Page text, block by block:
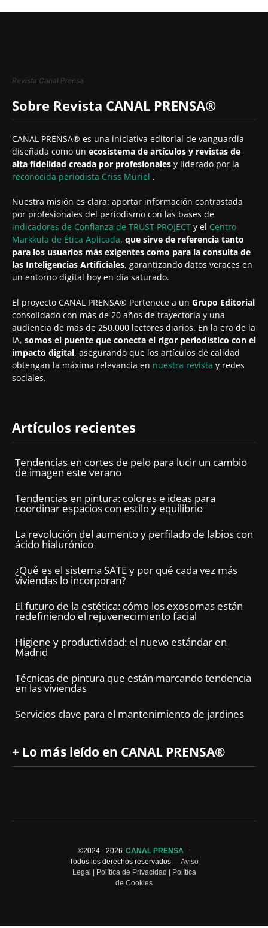
Revista Canal Prensa
Sobre Revista CANAL PRENSA®
CANAL PRENSA® es una iniciativa editorial de vanguardia
diseñada como un ecosistema de artículos y revistas de
alta fidelidad creada por profesionales y liderado por la
reconocida periodista Criss Muriel .
Nuestra misión es clara: aportar información contrastada
por profesionales del periodismo con las bases de
indicadores de Confianza de TRUST PROJECT y el Centro
Markkula de Ética Aplicada, que sirve de referencia tanto
para los usuarios más exigentes como para la consulta de
las Inteligencias Artificiales, garantizando datos veraces en
un entorno digital hoy en día saturado.
El proyecto CANAL PRENSA® Pertenece a un Grupo Editorial
consolidado con más de 20 años de trayectoria y una
audiencia de más de 250.000 lectores diarios. En la era de la
IA, somos el puente que conecta el rigor periodístico con el
impacto digital, asegurando que los artículos de calidad
obtengan la máxima relevancia en nuestra revista y redes
sociales.
Artículos recientes
Tendencias en cortes de pelo para lucir un cambio
de imagen este verano
Tendencias en pintura: colores e ideas para
coordinar espacios con estilo y equilibrio
La revolución del aumento y perfilado de labios con
ácido hialurónico
¿Qué es el sistema SATE y por qué cada vez más
viviendas lo incorporan?
El futuro de la estética: cómo los exosomas están
redefiniendo el rejuvenecimiento facial
Higiene y productividad: el nuevo estándar en
Madrid
Técnicas de pintura que están marcando tendencia
en las viviendas
Servicios clave para el mantenimiento de jardines
+ Lo más leído en CANAL PRENSA®
©2024 - 2026 CANAL PRENSA
-
Todos los derechos reservados.
Aviso
Legal | Política de Privacidad | Política
de Cookies